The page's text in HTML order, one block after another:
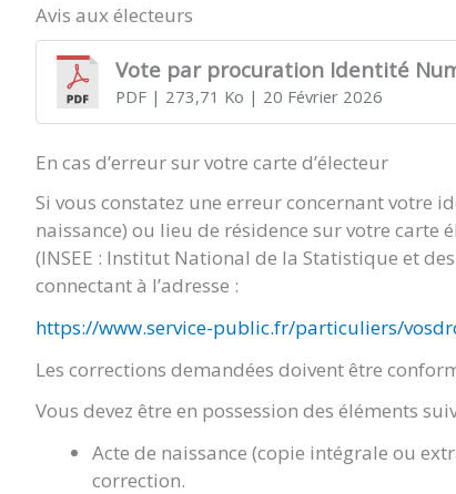
Avis aux électeurs
Vote par procuration Identité
PDF| 273,71 Ko | 20 Février 2026
En cas d’erreur sur votre carte d’électeur
Si vous constatez une erreur concernant votre
naissance) ou lieu de résidence sur votre carte
(INSEE : Institut National de la Statistique et
connectant à l’adresse :
https://www.service-public.fr/particuliers/
Les corrections demandées doivent être
Vous devez être en possession des éléments
Acte de naissance (copie intégrale ou
correction.